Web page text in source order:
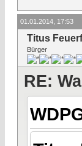
01.01.2014, 17:53
Titus
Bürger
RE: